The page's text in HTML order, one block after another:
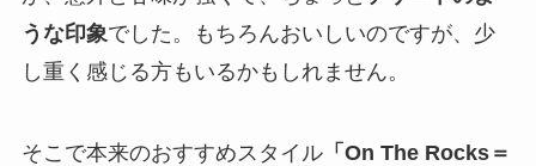
うな印象でした。もちろんおいしいのですが、少
し重く感じる方もいるかもしれません。
そこで本来のおすすめスタイル「On The Rocks＝